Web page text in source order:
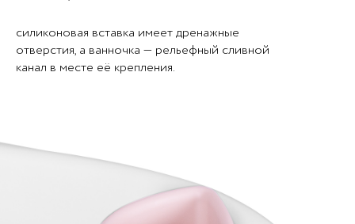
силиконовая вставка имеет дренажные
отверстия, а ванночка — рельефный сливной
канал в месте её крепления.